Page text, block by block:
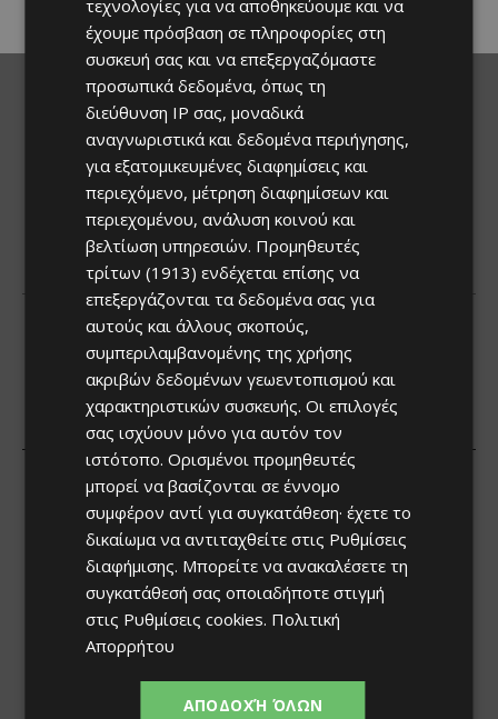
τεχνολογίες για να αποθηκεύουμε και να
έχουμε πρόσβαση σε πληροφορίες στη
συσκευή σας και να επεξεργαζόμαστε
προσωπικά δεδομένα, όπως τη
διεύθυνση IP σας, μοναδικά
αναγνωριστικά και δεδομένα περιήγησης,
για εξατομικευμένες διαφημίσεις και
περιεχόμενο, μέτρηση διαφημίσεων και
περιεχομένου, ανάλυση κοινού και
βελτίωση υπηρεσιών. Προμηθευτές
τρίτων (1913) ενδέχεται επίσης να
επεξεργάζονται τα δεδομένα σας για
αυτούς και άλλους σκοπούς,
συμπεριλαμβανομένης της χρήσης
ακριβών δεδομένων γεωεντοπισμού και
χαρακτηριστικών συσκευής. Οι επιλογές
σας ισχύουν μόνο για αυτόν τον
ιστότοπο. Ορισμένοι προμηθευτές
μπορεί να βασίζονται σε έννομο
συμφέρον αντί για συγκατάθεση· έχετε το
δικαίωμα να αντιταχθείτε στις Ρυθμίσεις
διαφήμισης. Μπορείτε να ανακαλέσετε τη
συγκατάθεσή σας οποιαδήποτε στιγμή
στις Ρυθμίσεις cookies. Πολιτική
Απορρήτου
ΑΠΟΔΟΧΉ ΌΛΩΝ